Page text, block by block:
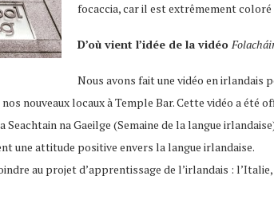
focaccia, car il est extrêmement coloré
D’où vient l’idée de la vidéo
Nous avons fait une vidéo en irlandais
nouveaux locaux à Temple Bar. Cette vidéo a été
Seachtain na Gaeilge (Semaine de la langue
une attitude positive envers la langue irlandaise.
au projet d’apprentissage de l’irlandais :